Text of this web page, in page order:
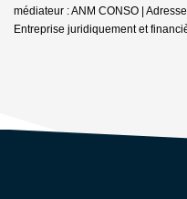
médiateur : ANM CONSO |
Entreprise juridiquement et